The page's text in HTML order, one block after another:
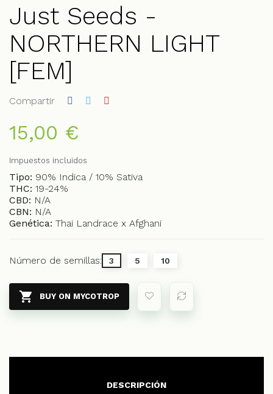
Just Seeds -
NORTHERN LIGHT
[FEM]
Compartir
15,00 €
Impuestos incluidos
Tipo: 90% Indica / 10% Sativa
THC: 19-24%
CBD: N/A
CBN: N/A
Genética: Thai Landrace x Afghani
Número de semillas: 3 5 10
 BUY ON MYCOTROP
DESCRIPCIÓN